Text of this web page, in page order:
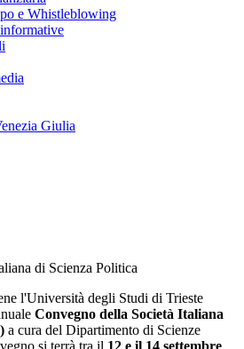
e Whistleblowing
Giulia
di Scienza Politica
l'Università degli Studi di Trieste
Convegno della Società Italiana
a cura del Dipartimento di Scienze
si terrà tra il 12 e il 14 settembre